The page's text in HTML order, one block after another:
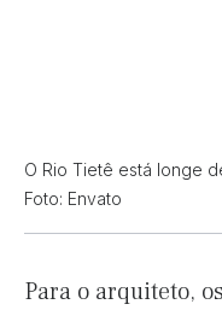
O Rio Tietê está longe
Foto: Envato
Para o arquiteto,